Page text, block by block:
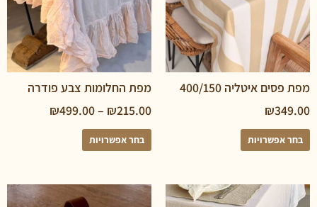
400/150
₪
מפת החלומות צבע פודרה
₪
–
₪499.00
בחר אפשרויות